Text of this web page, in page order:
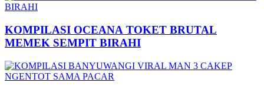
KOMPILASI OCEANA TOKET BRUTAL
MEMEK SEMPIT BIRAHI